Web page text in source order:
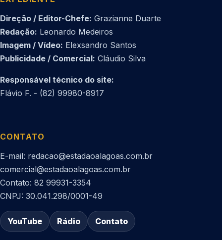
Direção / Editor-Chefe: Grazianne Duarte
Redação: Leonardo Medeiros
Imagem / Vídeo: Elexsandro Santos
Publicidade / Comercial: Cláudio Silva
Responsável técnico do site:
Flávio F. - (82) 99980-8917
CONTATO
E-mail: redacao@estadaoalagoas.com.br
comercial@estadaoalagoas.com.br
Contato: 82 99931-3354
CNPJ: 30.041.298/0001-49
YouTube Rádio Contato